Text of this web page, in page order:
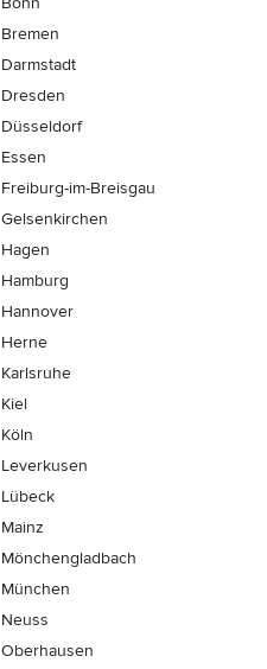
Bremen
Darmstadt
Dresden
Düsseldorf
Essen
Freiburg-im-Breisgau
Gelsenkirchen
Hagen
Hamburg
Hannover
Herne
Karlsruhe
Kiel
Köln
Leverkusen
Lübeck
Mainz
Mönchen­gladbach
München
Neuss
Oberhausen